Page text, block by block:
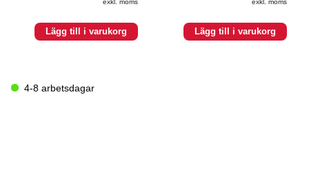
exkl. moms
Lägg till i varukorg
exkl. moms
Lägg till i varukorg
4-8 arbetsdagar